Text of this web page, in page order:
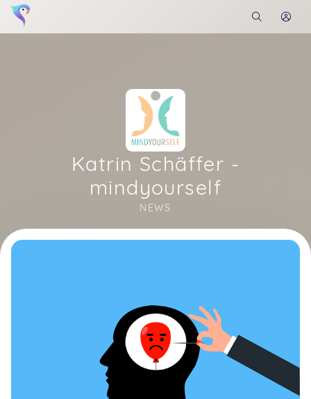
Katrin Schäffer -
mindyourself
NEWS
Soon you will learn more about me here...